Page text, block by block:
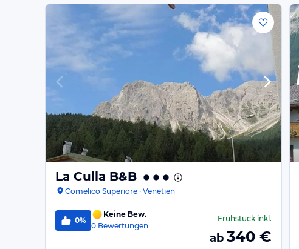
La Culla B&B
Comelico Superiore · Venetien
0%
Keine Bew.
0 Bewertungen
Frühstückinkl.
ab 340 €